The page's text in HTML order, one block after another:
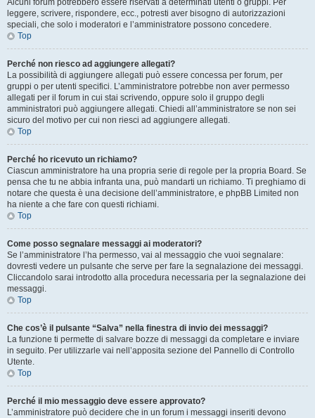
Alcuni forum potrebbero essere riservati a determinati utenti o gruppi. Per
leggere, scrivere, rispondere, ecc., potresti aver bisogno di autorizzazioni
speciali, che solo i moderatori e l’amministratore possono concedere.
Top
Perché non riesco ad aggiungere allegati?
La possibilità di aggiungere allegati può essere concessa per forum, per
gruppi o per utenti specifici. L’amministratore potrebbe non aver permesso
allegati per il forum in cui stai scrivendo, oppure solo il gruppo degli
amministratori può aggiungere allegati. Chiedi all’amministratore se non sei
sicuro del motivo per cui non riesci ad aggiungere allegati.
Top
Perché ho ricevuto un richiamo?
Ciascun amministratore ha una propria serie di regole per la propria Board. Se
pensa che tu ne abbia infranta una, può mandarti un richiamo. Ti preghiamo di
notare che questa è una decisione dell’amministratore, e phpBB Limited non
ha niente a che fare con questi richiami.
Top
Come posso segnalare messaggi ai moderatori?
Se l’amministratore l’ha permesso, vai al messaggio che vuoi segnalare:
dovresti vedere un pulsante che serve per fare la segnalazione dei messaggi.
Cliccandolo sarai introdotto alla procedura necessaria per la segnalazione dei
messaggi.
Top
Che cos’è il pulsante “Salva” nella finestra di invio dei messaggi?
La funzione ti permette di salvare bozze di messaggi da completare e inviare
in seguito. Per utilizzarle vai nell’apposita sezione del Pannello di Controllo
Utente.
Top
Perché il mio messaggio deve essere approvato?
L’amministratore può decidere che in un forum i messaggi inseriti devono